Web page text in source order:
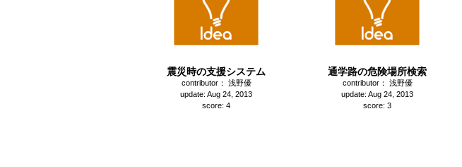
震災時の支援システム
contributor： 浅野優
update: Aug 24, 2013
score: 4
通学路の危険場所検索
contributor： 浅野優
update: Aug 24, 2013
score: 3